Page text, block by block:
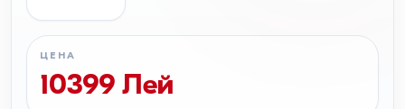
ЦЕНА
10399 Лей